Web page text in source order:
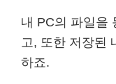
내 PC의 파일을
고, 또한 저장된
하죠.